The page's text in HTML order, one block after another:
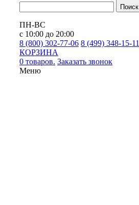
Поиск
ПН-ВС
с 10:00 до 20:00
8 (800) 302-77-06 8 (499) 348-15-11
КОРЗИНА
0 товаров. Заказать звонок
Меню